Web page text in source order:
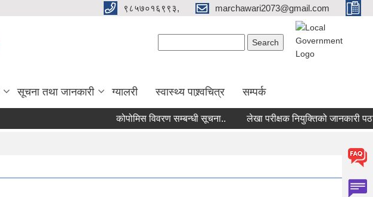
९८५७०१६९९३, marchawari2073@gmail.com
सूचना तथा जानकारी ग्यालरी स्वास्थ्य पाश्र्वचित्र सम्पर्क
कोपोमिस विवरण सम्बन्धी सूचना.. लेखा परीक्षक नियुक्तिको जानकारी पठाउने